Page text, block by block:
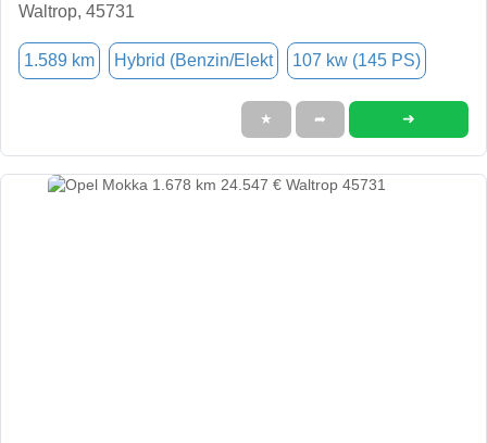
Waltrop, 45731
1.589 km Hybrid (Benzin/Elekt 107 kw (145 PS)
★ ➦ ➜